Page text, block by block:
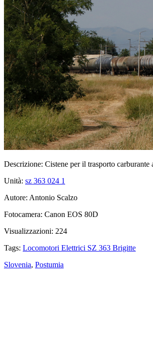
Descrizione: Cistene per il trasporto
Unità: sz 363 024 1
Autore: Antonio Scalzo
Fotocamera: Canon EOS 80D
Visualizzazioni: 224
Tags: Locomotori Elettrici SZ 363 Brigitte
Slovenia, Postumia